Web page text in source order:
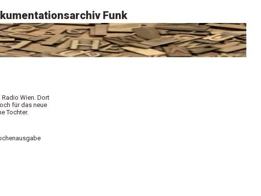
Funk
Wien. Dort
für das neue
Tochter.